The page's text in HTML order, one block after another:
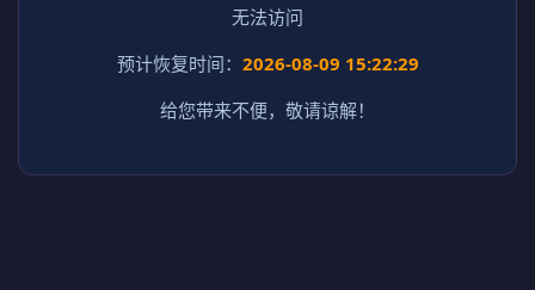
无法访问
预计恢复时间： 2026-08-09 15:22:29
给您带来不便，敬请谅解！